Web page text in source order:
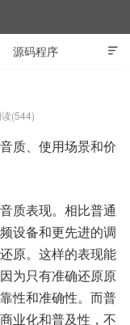

源码程序
读(544)
质、使用场景和价
质表现。相比普通
设备和更先进的调
原。这样的表现能
为只有准确还原原
性和准确性。而普
业化和普及性，不